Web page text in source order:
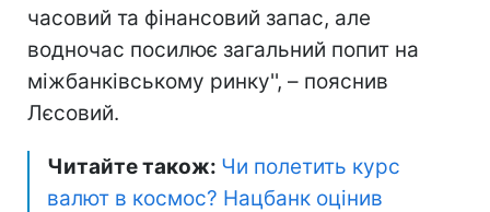
часовий та фінансовий запас, але
водночас посилює загальний попит на
міжбанківському ринку'', – пояснив
Лєсовий.
Читайте також: Чи полетить курс
валют в космос? Нацбанк оцінив